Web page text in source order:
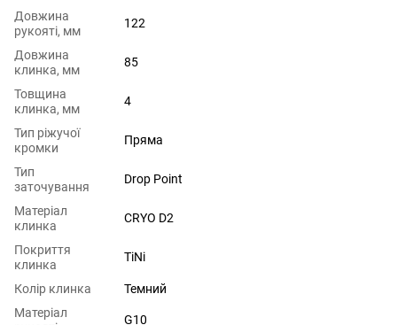
Довжина
рукояті, мм
122
Довжина
клинка, мм
85
Товщина
клинка, мм
4
Тип ріжучої
кромки
Пряма
Тип
заточування
Drop Point
Матеріал
клинка
CRYO D2
Покриття
клинка
TiNi
Колір клинка
Темний
Матеріал
G10